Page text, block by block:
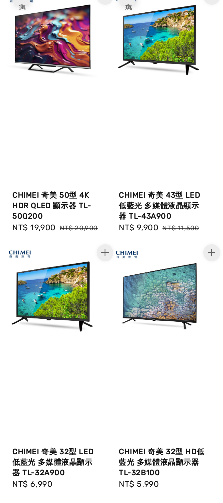
CHIMEI 奇美 50型 4K
HDR QLED 顯示器 TL-
50Q200
Sale
NT$ 19,900 Regular
NT$ 20,900
CHIMEI 奇美 43型 LED
低藍光 多媒體液晶顯示
器 TL-43A900
Sale
NT$ 9,900 Regular
NT$ 11,500
CHIMEI 奇美 32型 LED
低藍光 多媒體液晶顯示
器 TL-32A900
Regular
NT$ 6,990
CHIMEI 奇美 32型 HD低
藍光 多媒體液晶顯示器
TL-32B100
Regular
NT$ 5,990